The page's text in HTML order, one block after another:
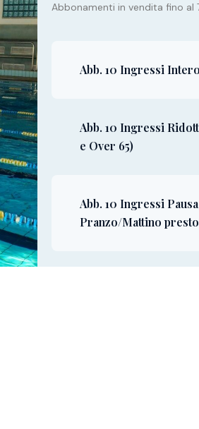
Abbonamenti in vendita fino al
Abb. 10 Ingressi Intero
Abb. 10 Ingressi
e Over 65)
Abb. 10 Ingressi Pausa
Pranzo/Mattino presto